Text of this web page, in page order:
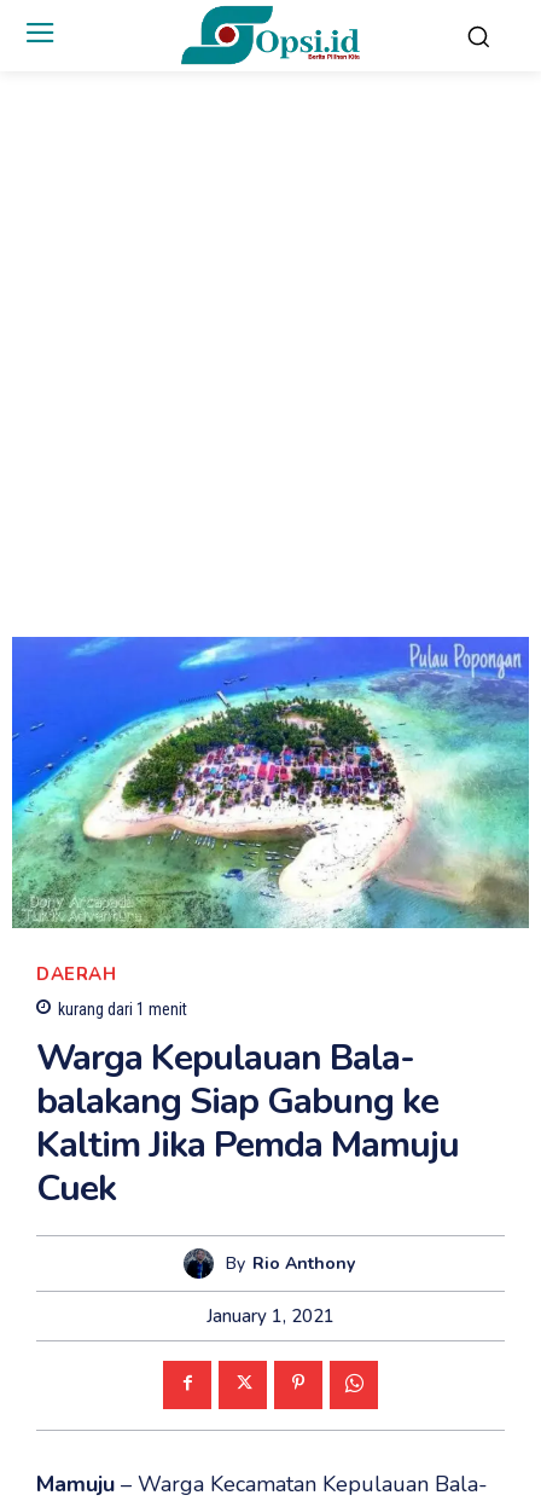
DAERAH
kurang dari 1 menit
Warga Kepulauan Bala-
balakang Siap Gabung ke
Kaltim Jika Pemda Mamuju
Cuek
By Rio Anthony
January 1, 2021
Mamuju – Warga Kecamatan Kepulauan Bala-